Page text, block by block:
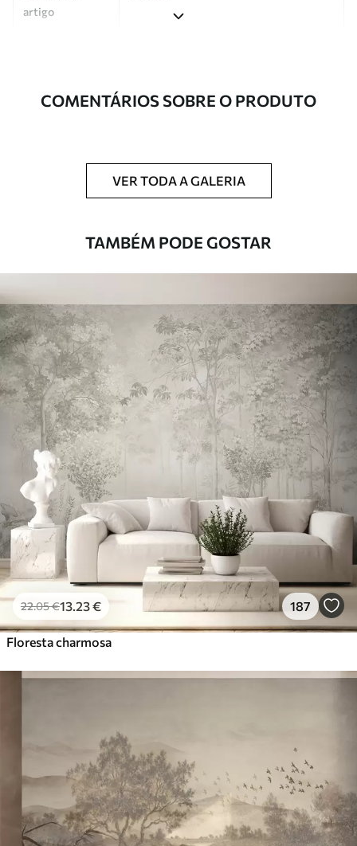
artigo
Adicionalmente
Disponível com revestimento de verniz
esponja macia. Murais de parede com
revestimento de verniz podem ser limpos
Aplicação perfeita
Materiais disponíveis
Standard
45.0027.00€/m²
Premium
56.67 34.00€ /m²
Vinil Premium
65.0039.00€/m²
Peel and Stick
.00€/m²
COMENTÁRIOS SOBRE O PRODUTO
VER TODA A GALERIA
TAMBÉM PODE GOSTAR
22.05€13 .23€ 187
Floresta charmosa